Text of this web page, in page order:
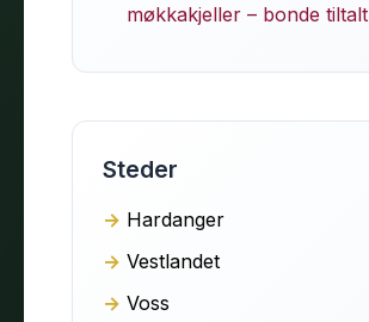
møkkakjeller – bonde tiltalt
Steder
Hardanger
Vestlandet
Voss